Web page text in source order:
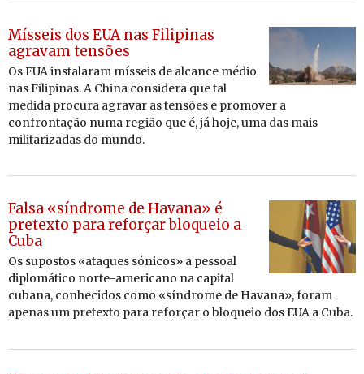
Mísseis dos EUA nas Filipinas
agravam tensões
Os EUA ins­ta­laram mís­seis de al­cance médio
nas Fi­li­pinas.A China con­si­dera que tal
me­dida pro­cura agravar as ten­sões e pro­mover a
con­fron­tação numa re­gião que é, já hoje, uma das mais
mi­li­ta­ri­zadas do mundo.
Falsa «síndrome de Havana» é
pretexto para reforçar bloqueio a
Cuba
Os su­postos «ata­ques só­nicos» a pes­soal
di­plo­má­tico norte-ame­ri­cano na ca­pital
cu­bana, co­nhe­cidos como «sín­drome de Ha­vana», foram
apenas um pre­texto para re­forçar o blo­queio dos EUA a Cuba.